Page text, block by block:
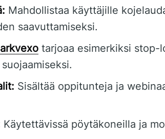
Mahdollistaa käyttäjille
saavuttamiseksi.
tarjoaa esimerkiksi stop-
Sisältää oppitunteja ja
Käytettävissä pöytäkoneilla ja